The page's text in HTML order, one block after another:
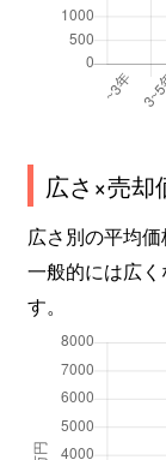
広さ×売却
広さ別の平均価
一般的には広
す。